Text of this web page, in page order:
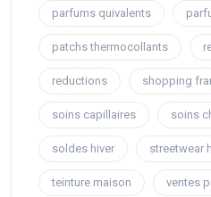
parfums quivalents
patchs thermocollants
reductions shopping
soins capillaires soins
soldes hiver streetwear
teinture maison ventes